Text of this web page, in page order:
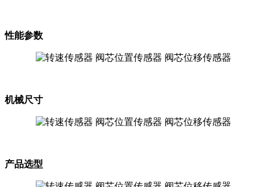
性能参数
机械尺寸
产品选型